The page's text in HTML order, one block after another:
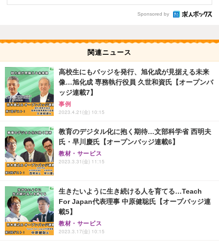
Sponsored by
関連ニュース
高校生にもバッジを発行、旭化成が見据える未来
像…旭化成 専務執行役員 久世和資氏【オープンバ
ッジ連載7】
事例
2023.4.21(金) 10:15
教育のデジタル化に抱く期待…文部科学省 西明夫
氏・早川慶氏【オープンバッジ連載6】
教材・サービス
2023.3.31(金) 11:15
生きたいように生き続ける人を育てる…Teach
For Japan代表理事 中原健聡氏【オープバッジ連
載5】
教材・サービス
2023.3.17(金) 10:15